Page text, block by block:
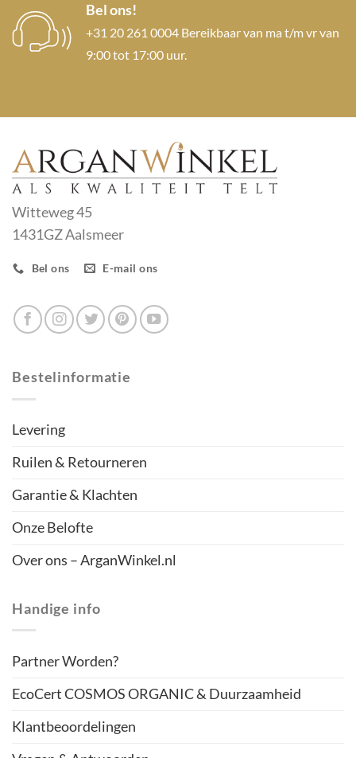
Bel ons!
+31 20 261 0004 Bereikbaar van ma t/m vr van
9:00 tot 17:00 uur.
Witteweg 45
1431GZ Aalsmeer
Bel ons E-mail ons
Bestelinformatie
Levering
Ruilen & Retourneren
Garantie & Klachten
Onze Belofte
Over ons – ArganWinkel.nl
Handige info
Partner Worden?
EcoCert COSMOS ORGANIC & Duurzaamheid
Klantbeoordelingen